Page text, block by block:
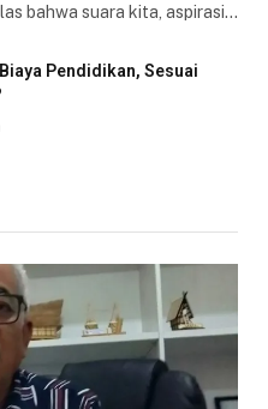
bahwa suara kita, aspirasi…
Pendidikan, Sesuai